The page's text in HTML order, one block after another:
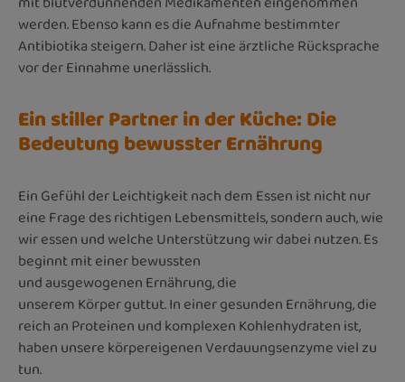
werden. Ebenso kann es die Aufnahme bestimmter
Antibiotika steigern. Daher ist eine ärztliche Rücksprache
vor der Einnahme unerlässlich.
Ein stiller Partner in der Küche: Die
Bedeutung bewusster Ernährung
Ein Gefühl der Leichtigkeit nach dem Essen ist nicht nur
eine Frage des richtigen Lebensmittels, sondern auch, wie
wir essen und welche Unterstützung wir dabei nutzen. Es
beginnt mit einer bewussten
und ausgewogenen Ernährung, die
unserem Körper guttut. In einer gesunden Ernährung, die
reich an Proteinen und komplexen Kohlenhydraten ist,
haben unsere körpereigenen Verdauungsenzyme viel zu
tun.